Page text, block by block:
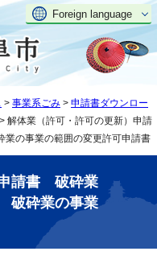
Foreign language
> 事業系ごみ > 申請書ダウンロー
> 解体業（許可・許可の更新）申請
の事業の範囲の変更許可申請書
請書 破砕業
破砕業の事業